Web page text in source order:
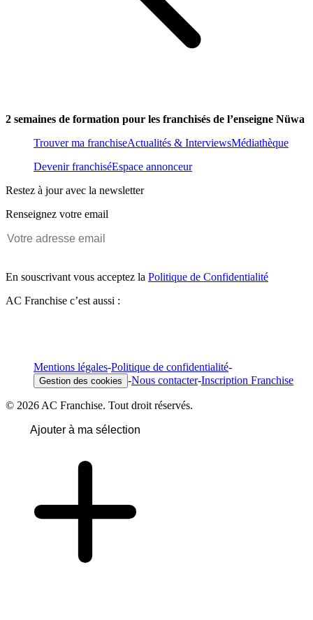
2 semaines de formation pour les franchisés de l’enseigne Nüwa
Trouver ma franchiseActualités & InterviewsMédiathèque
Devenir franchiséEspace annonceur
Restez à jour avec la newsletter
Renseignez votre email
En souscrivant vous acceptez la Politique de Confidentialité
AC Franchise c’est aussi :
Mentions légales-Politique de confidentialité-
Gestion des cookies -Nous contacter-Inscription Franchise
© 2026 AC Franchise. Tout droit réservés.
Ajouter à ma sélection